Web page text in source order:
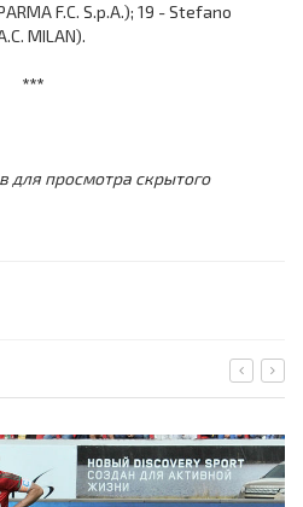
F.C. S.p.A.); 19 - Stefano
MILAN).
***
для просмотра скрытого